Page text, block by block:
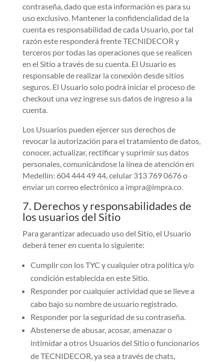
contraseña, dado que esta información es para su
uso exclusivo. Mantener la confidencialidad de la
cuenta es responsabilidad de cada Usuario, por tal
razón este responderá frente TECNIDECOR y
terceros por todas las operaciones que se realicen
en el Sitio a través de su cuenta. El Usuario es
responsable de realizar la conexión desde sitios
seguros. El Usuario solo podrá iniciar el proceso de
checkout una vez ingrese sus datos de ingreso a la
cuenta.
Los Usuarios pueden ejercer sus derechos de
revocar la autorización para el tratamiento de datos,
conocer, actualizar, rectificar y suprimir sus datos
personales, comunicándose la línea de atención en
Medellín: 604 444 49 44, celular 313 769 0676 o
enviar un correo electrónico a impra@impra.co.
7. Derechos y responsabilidades de
los usuarios del Sitio
Para garantizar adecuado uso del Sitio, el Usuario
deberá tener en cuenta lo siguiente:
Cumplir con los TYC y cualquier otra política y/o
condición establecida en este Sitio.
Responder por cualquier actividad que se lleve a
cabo bajo su nombre de usuario registrado.
Responder por la seguridad de su contraseña.
Abstenerse de abusar, acosar, amenazar o
intimidar a otros Usuarios del Sitio o funcionarios
de TECNIDECOR, ya sea a través de chats,